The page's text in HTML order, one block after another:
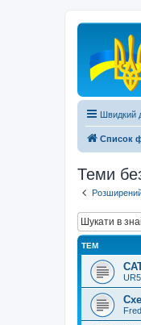
Швидкий
Список
Теми
ТЕМ